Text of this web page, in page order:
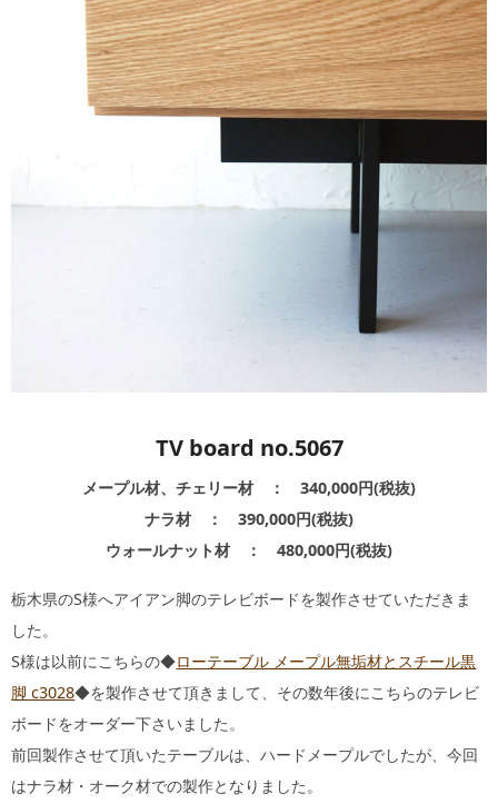
造り付け家具
Build-in
オーダーキッチン
Order-kitchen
TV board no.5067
メープル材、チェリー材 ： 340,000円(税抜)
ナラ材 ： 390,000円(税抜)
ウォールナット材 ： 480,000円(税抜)
栃木県のS様へアイアン脚のテレビボードを製作させていただきま
した。
S様は以前にこちらの◆ローテーブル メープル無垢材とスチール黒
脚 c3028◆を製作させて頂きまして、その数年後にこちらのテレビ
ボードをオーダー下さいました。
前回製作させて頂いたテーブルは、ハードメープルでしたが、今回
はナラ材・オーク材での製作となりました。